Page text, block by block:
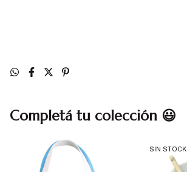
Completá tu colección 😃
SIN STOCK